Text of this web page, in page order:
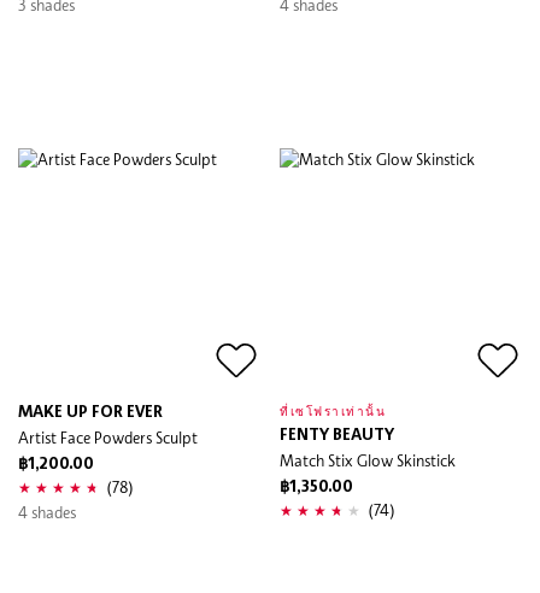
3 shades
4 shades
MAKE UP FOR EVER
Artist Face Powders Sculpt
฿1,200.00
(78)
4 shades
ที่เซโฟราเท่านั้น
FENTY BEAUTY
Match Stix Glow Skinstick
฿1,350.00
(74)